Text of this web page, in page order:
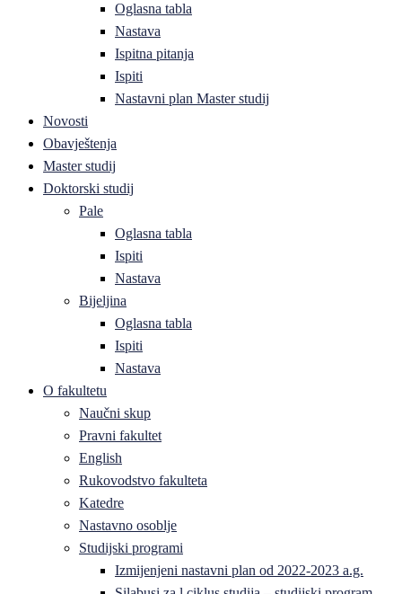
Oglasna tabla
Nastava
Ispitna pitanja
Ispiti
Nastavni plan Master studij
Novosti
Obavještenja
Master studij
Doktorski studij
Pale
Oglasna tabla
Ispiti
Nastava
Bijeljina
Oglasna tabla
Ispiti
Nastava
O fakultetu
Naučni skup
Pravni fakultet
English
Rukovodstvo fakulteta
Katedre
Nastavno osoblje
Studijski programi
Izmijenjeni nastavni plan od 2022-2023 a.g.